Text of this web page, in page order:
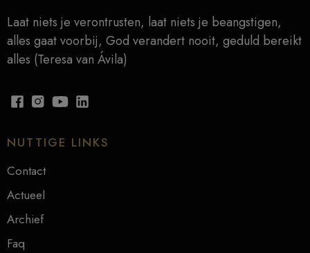
Laat niets je verontrusten, laat niets je beangstigen,
alles gaat voorbij, God verandert nooit, geduld bereikt
alles (Teresa van Ávila)
NUTTIGE LINKS
Contact
Actueel
Archief
Faq